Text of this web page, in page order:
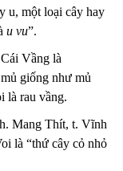
u, một loại cây hay
u vu”.
Cái Vầng là
giống như mủ
là rau vầng.
Mang Thít, t. Vĩnh
là “thứ cây cỏ nhỏ